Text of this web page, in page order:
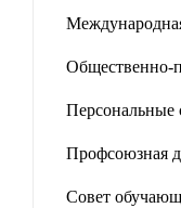
Общественно-
Персональные
Профсоюзная
Совет